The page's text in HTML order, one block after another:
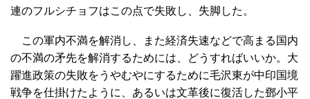
連のフルシチョフはこの点で失敗し、失脚した。
この軍内不満を解消し、また経済失速などで高まる国内
の不満の矛先を解消するためには、どうすればいいか。大
躍進政策の失敗をうやむやにするために毛沢東が中印国境
戦争を仕掛けたように、あるいは文革後に復活した鄧小平